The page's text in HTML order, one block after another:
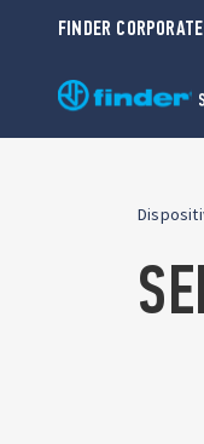
FINDER CORPORATE